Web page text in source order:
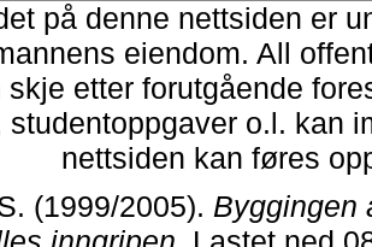
på denne nettsiden er
eiendom. All
skje etter forutgående
studentoppgaver o.l. kan
nettsiden kan føres
(1999/2005). Byggingen